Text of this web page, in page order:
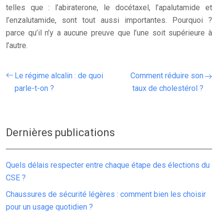
telles que : l’abiraterone, le docétaxel, l’apalutamide et
l’enzalutamide, sont tout aussi importantes. Pourquoi ?
parce qu’il n’y a aucune preuve que l’une soit supérieure à
l’autre.
Le régime alcalin : de quoi
parle-t-on ?
Comment réduire son
taux de cholestérol ?
Dernières publications
Quels délais respecter entre chaque étape des élections du
CSE ?
Chaussures de sécurité légères : comment bien les choisir
pour un usage quotidien ?